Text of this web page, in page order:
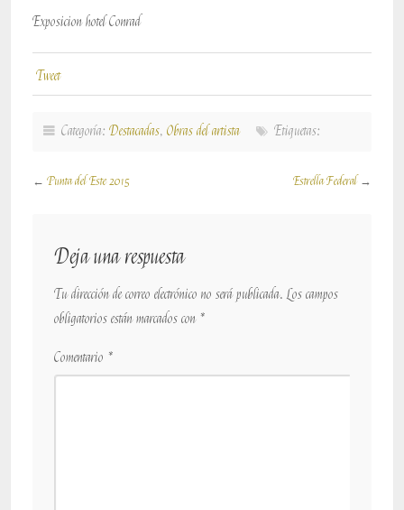
Exposicion hotel Conrad
Tweet
Categoría: Destacadas, Obras del artista Etiquetas:
← Punta del Este 2015 Estrella Federal →
Deja una respuesta
Tu dirección de correo electrónico no será publicada. Los campos
obligatorios están marcados con *
Comentario *